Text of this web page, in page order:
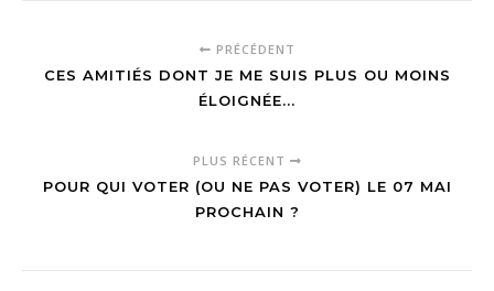
PRÉCÉDENT
CES AMITIÉS DONT JE ME SUIS PLUS OU MOINS
ÉLOIGNÉE...
PLUS RÉCENT
POUR QUI VOTER (OU NE PAS VOTER) LE 07 MAI
PROCHAIN ?